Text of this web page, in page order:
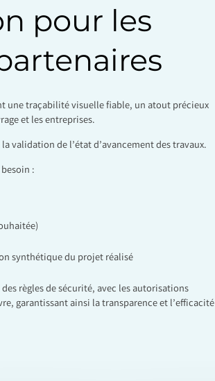
pour les
une traçabilité visuelle fiable, un atout précieux
et les entreprises.
validation de l’état d’avancement des travaux.
:
synthétique du projet réalisé
règles de sécurité, avec les autorisations
garantissant ainsi la transparence et l’efficacité